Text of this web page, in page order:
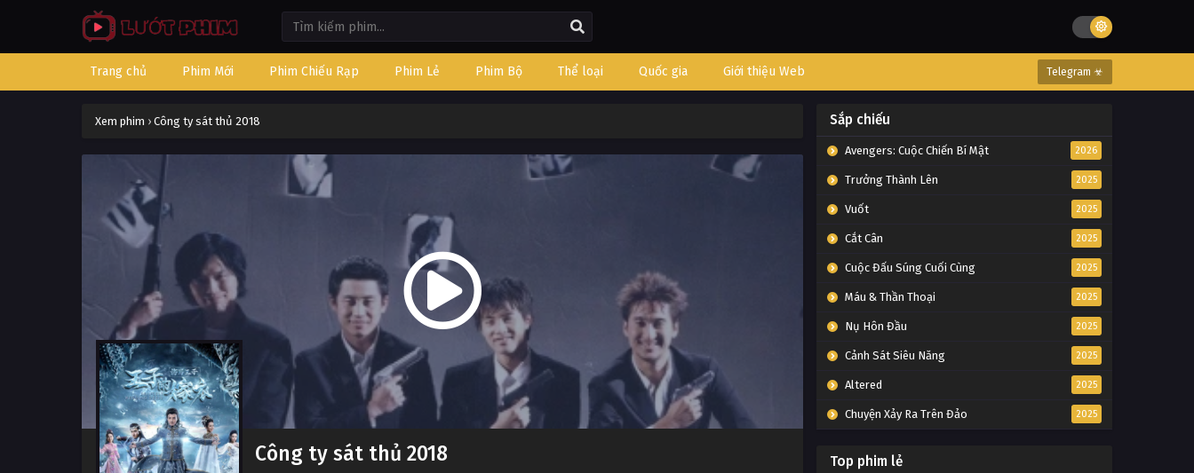
Trang chủ Phim Mới Phim Chiếu Rạp Phim Lẻ Phim Bộ Thể loại Quốc gia Giới thiệu Web Telegram ☣
Xem phim › Công ty sát thủ 2018
Công ty sát thủ 2018
Sắp chiếu
Avengers: Cuộc Chiến Bí Mật 2026
Trưởng Thành Lên 2025
Vuốt 2025
Cắt Cân 2025
Cuộc Đấu Súng Cuối Cùng 2025
Máu & Thần Thoại 2025
Nụ Hôn Đầu 2025
Cảnh Sát Siêu Năng 2025
Altered 2025
Chuyện Xảy Ra Trên Đảo 2025
Top phim lẻ